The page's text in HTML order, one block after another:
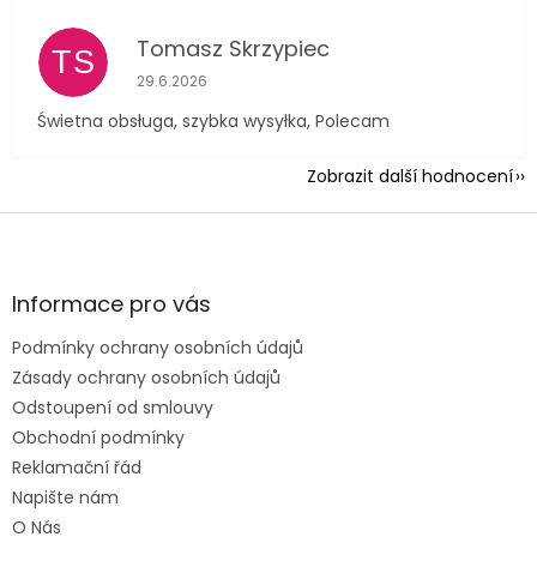
TS Tomasz Skrzypiec
Hodnocení obchodu je 5 z 5 hvězdiček.
29.6.2026
Świetna obsługa, szybka wysyłka, Polecam
Zobrazit další hodnocení
Z
aInformace pro vás
Podmínky ochrany osobních údajů
Zásady ochrany osobních údajů
Odstoupení od smlouvy
Obchodní podmínky
Reklamační řád
Napište nám
O Nás